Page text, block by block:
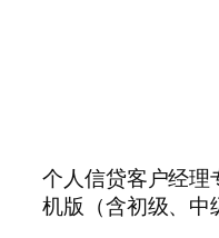
个人信贷客户经
机版（含初级、中